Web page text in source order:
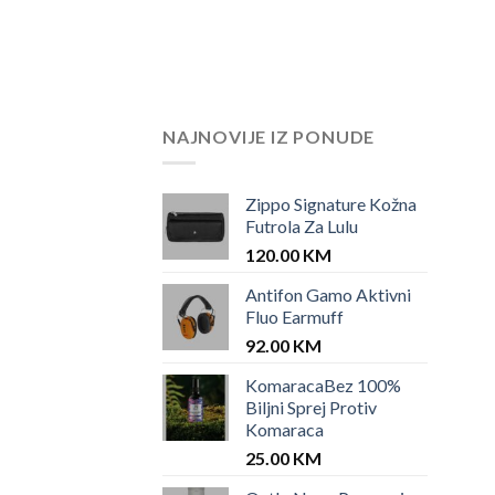
NAJNOVIJE IZ PONUDE
Zippo Signature Kožna
Futrola Za Lulu
120.00 KM
Antifon Gamo Aktivni
Fluo Earmuff
92.00 KM
KomaracaBez 100%
Biljni Sprej Protiv
Komaraca
25.00 KM